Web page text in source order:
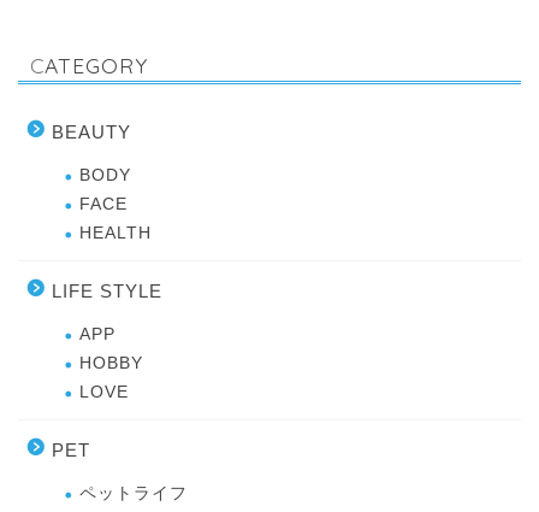
CATEGORY
BEAUTY
BODY
FACE
HEALTH
LIFE STYLE
APP
HOBBY
LOVE
PET
ペットライフ